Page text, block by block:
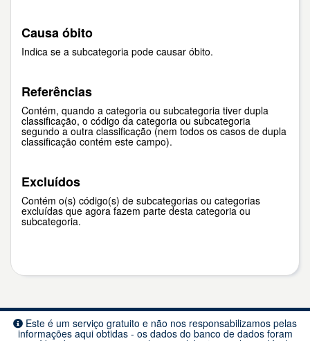
Causa óbito
Indica se a subcategoria pode causar óbito.
Referências
Contém, quando a categoria ou subcategoria tiver dupla
classificação, o código da categoria ou subcategoria
segundo a outra classificação (nem todos os casos de dupla
classificação contém este campo).
Excluídos
Contém o(s) código(s) de subcategorias ou categorias
excluídas que agora fazem parte desta categoria ou
subcategoria.
Este é um serviço gratuito e não nos responsabilizamos pelas
informações aqui obtidas - os dados do banco de dados foram